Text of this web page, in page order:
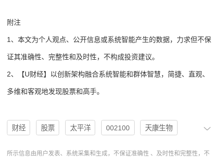
附注
1、本文为个人观点、公开信息或系统智能产生的数据，力求但不保
证其准确性、完整性和及时性，不构成投资建议。
2、【U财经】以创新架构融合系统智能和群体智慧，简捷、直观、
多维和客观地发现股票和高手。
财经 股票 太平洋 002100 天康生物
中国银河 国信证券 基本面 机构 评级
所示信息由用户发表、系统采集和生成，不保证准确性 、及时性和完整性，不